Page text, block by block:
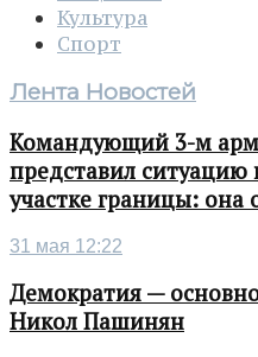
Культура
Спорт
Лента Новостей
Командующий 3-м
представил ситуацию
участке границы: она
31 мая 12:22
Демократия —
Никол Пашинян